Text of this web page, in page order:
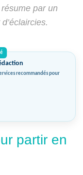
par un
recommandés pour
partir en